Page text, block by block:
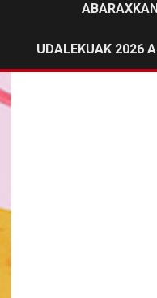
UDALEKUAK 2026